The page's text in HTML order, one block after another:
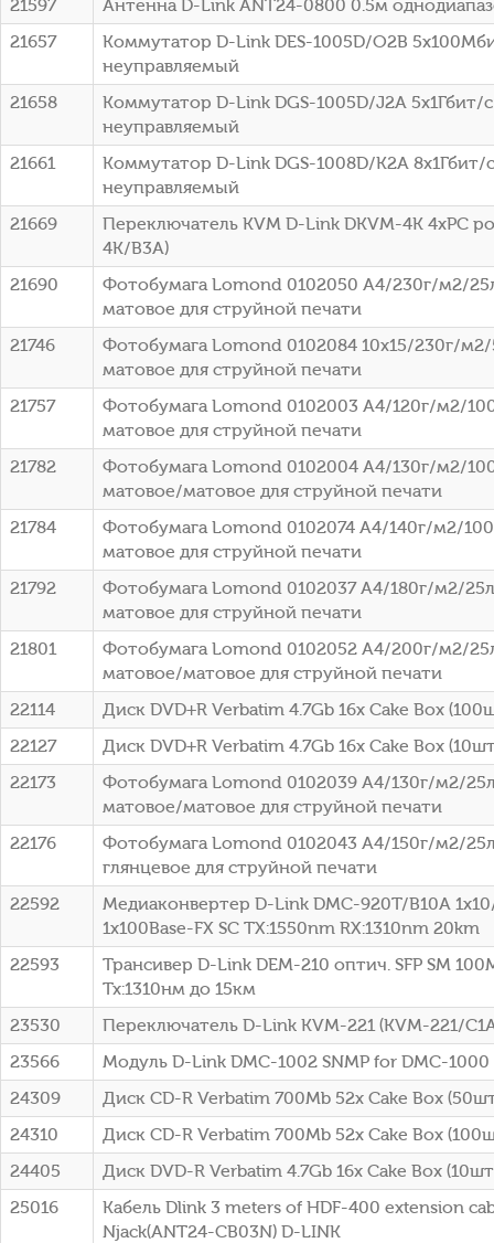
21597
Антенна D-Link ANT24-0800 0.5м
21657
Коммутатор D-Link DES-1005D/O2B
неуправляемый
21658
Коммутатор D-Link DGS-1005D/J2A 5x1Гбит/с
неуправляемый
21661
Коммутатор D-Link DGS-1008D/K2A 8x1Гбит/с
неуправляемый
21669
Переключатель KVM D-Link DKVM-4K 4xPC
4K/B3A)
21690
Фотобумага Lomond 0102050 A4/230г/м2/
матовое для струйной печати
21746
Фотобумага Lomond 0102084 10x15/230г/
матовое для струйной печати
21757
Фотобумага Lomond 0102003 A4/120г/м2/
матовое для струйной печати
21782
Фотобумага Lomond 0102004 A4/130г/м2/
матовое/матовое для струйной печати
21784
Фотобумага Lomond 0102074 A4/140г/м2/
матовое для струйной печати
21792
Фотобумага Lomond 0102037 A4/180г/м2/
матовое для струйной печати
21801
Фотобумага Lomond 0102052 A4/200г/м2/
матовое/матовое для струйной печати
22114
Диск DVD+R Verbatim 4.7Gb 16x Cake Box
22127
Диск DVD+R Verbatim 4.7Gb 16x Cake Box
22173
Фотобумага Lomond 0102039 A4/130г/м2/
матовое/матовое для струйной печати
22176
Фотобумага Lomond 0102043 A4/150г/м2/
глянцевое для струйной печати
22592
Медиаконвертер D-Link DMC-920T/B10A
1x100Base-FX SC ТХ:1550nm RX:1310nm 20km
22593
Трансивер D-Link DEM-210 оптич. SFP SM
Tx:1310нм до 15км
23530
Переключатель D-Link KVM-221 (KVM-221/
23566
Модуль D-Link DMC-1002 SNMP for DMC-1000
24309
Диск CD-R Verbatim 700Mb 52x Cake Box
24310
Диск CD-R Verbatim 700Mb 52x Cake Box
24405
Диск DVD-R Verbatim 4.7Gb 16x Cake Box
25016
Кабель Dlink 3 meters of HDF-400 extension
Njack(ANT24-CB03N) D-LINK